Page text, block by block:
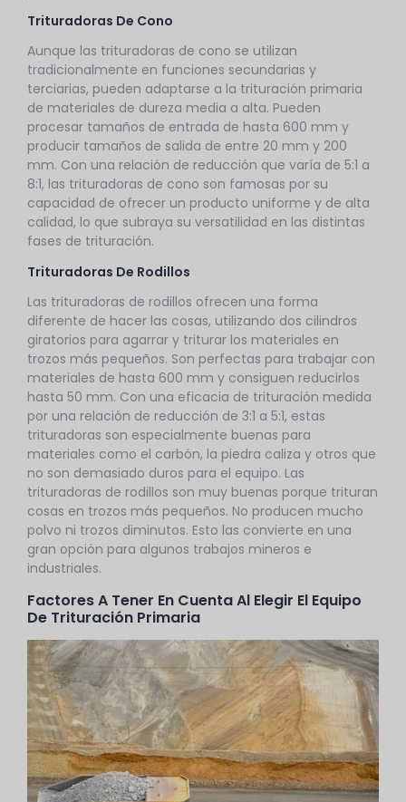
Trituradoras De Cono
Aunque las trituradoras de cono se utilizan
tradicionalmente en funciones secundarias y
terciarias, pueden adaptarse a la trituración primaria
de materiales de dureza media a alta. Pueden
procesar tamaños de entrada de hasta 600 mm y
producir tamaños de salida de entre 20 mm y 200
mm. Con una relación de reducción que varía de 5:1 a
8:1, las trituradoras de cono son famosas por su
capacidad de ofrecer un producto uniforme y de alta
calidad, lo que subraya su versatilidad en las distintas
fases de trituración.
Trituradoras De Rodillos
Las trituradoras de rodillos ofrecen una forma
diferente de hacer las cosas, utilizando dos cilindros
giratorios para agarrar y triturar los materiales en
trozos más pequeños. Son perfectas para trabajar con
materiales de hasta 600 mm y consiguen reducirlos
hasta 50 mm. Con una eficacia de trituración medida
por una relación de reducción de 3:1 a 5:1, estas
trituradoras son especialmente buenas para
materiales como el carbón, la piedra caliza y otros que
no son demasiado duros para el equipo. Las
trituradoras de rodillos son muy buenas porque trituran
cosas en trozos más pequeños. No producen mucho
polvo ni trozos diminutos. Esto las convierte en una
gran opción para algunos trabajos mineros e
industriales.
Factores A Tener En Cuenta Al Elegir El Equipo
De Trituración Primaria